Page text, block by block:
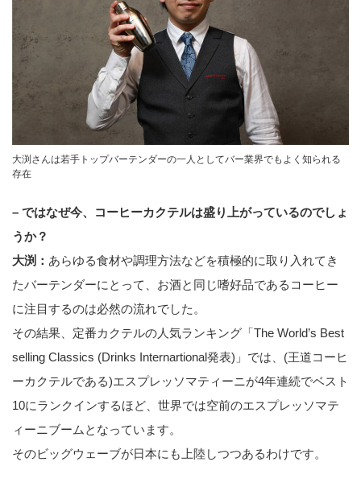
大渕さんは若手トップバーテンダーの一人としてバー業界でもよく知られる
存在
– ではなぜ今、コーヒーカクテルは盛り上がっているのでしょ
うか？
大渕： あらゆる食材や調理方法などを積極的に取り入れてき
たバーテンダーにとって、お酒と同じ嗜好品であるコーヒー
に注目するのは必然の流れでした。
その結果、定番カクテルの人気ランキング「The World’s Best
selling Classics (Drinks Internartional発表)」では、(王道コーヒ
ーカクテルである)エスプレッソマティーニが4年連続でベスト
10にランクインするほど、世界では空前のエスプレッソマテ
ィーニブームとなっています。
そのビッグウェーブが日本にも上陸しつつあるわけです。